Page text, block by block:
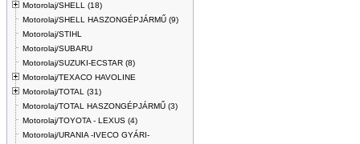
Motorolaj/SHELL (18)
Motorolaj/SHELL HASZONGÉPJÁRMŰ (9)
Motorolaj/STIHL
Motorolaj/SUBARU
Motorolaj/SUZUKI-ECSTAR (8)
Motorolaj/TEXACO HAVOLINE
Motorolaj/TOTAL (31)
Motorolaj/TOTAL HASZONGÉPJÁRMŰ (3)
Motorolaj/TOYOTA - LEXUS (4)
Motorolaj/URANIA -IVECO GYÁRI-